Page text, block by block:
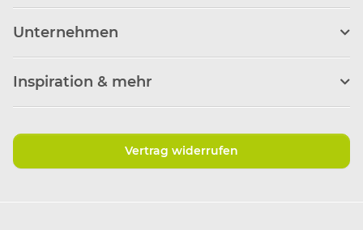
Unternehmen
Inspiration & mehr
Vertrag widerrufen